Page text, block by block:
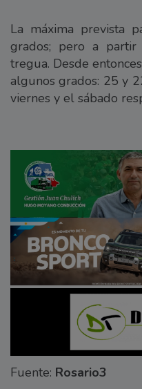
La máxima prevista
grados; pero a
tregua. Desde
algunos grados: 25 y
viernes y el sábado
Fuente: Rosario3